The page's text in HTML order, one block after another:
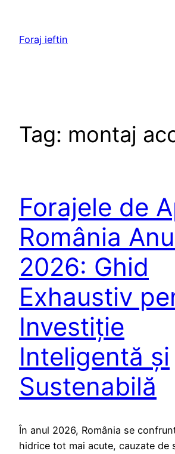
content
Foraj ieftin
Tag: montaj
Forajele de
România
2026: Ghid
Exhaustiv
Investiție
Inteligentă și
Sustenabilă
În anul 2026, România se
hidrice tot mai acute, cauzate de